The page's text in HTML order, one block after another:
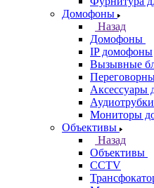
Домофоны
Назад
Домофоны
IP домофоны
Вызывные
Аксессуары
Аудиотрубки
Мониторы
Объективы
Назад
Объективы
CCTV